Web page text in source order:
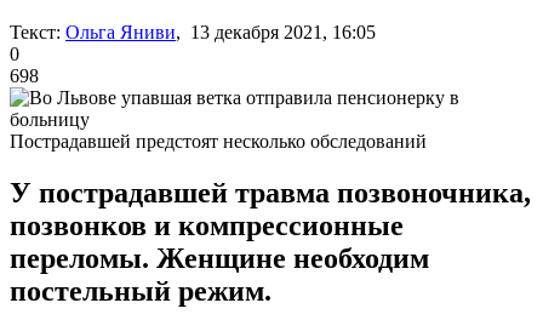
Текст: Ольга Яниви, 13 декабря 2021, 16:05
0
698
Пострадавшей предстоят несколько обследований
У пострадавшей травма позвоночника,
позвонков и компрессионные
переломы. Женщине необходим
постельный режим.